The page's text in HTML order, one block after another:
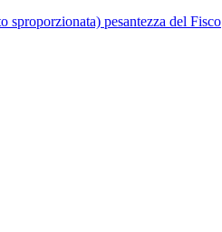
sproporzionata) pesantezza del Fisco